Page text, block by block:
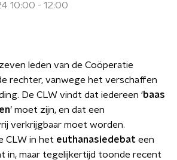
10:00 - 12:00
leden van de Coöperatie
rechter, vanwege het verschaffen
De CLW vindt dat iedereen ‘baas
’ moet zijn, en dat een
verkrijgbaar moet worden.
CLW in het euthanasiedebat een
in, maar tegelijkertijd toonde recent